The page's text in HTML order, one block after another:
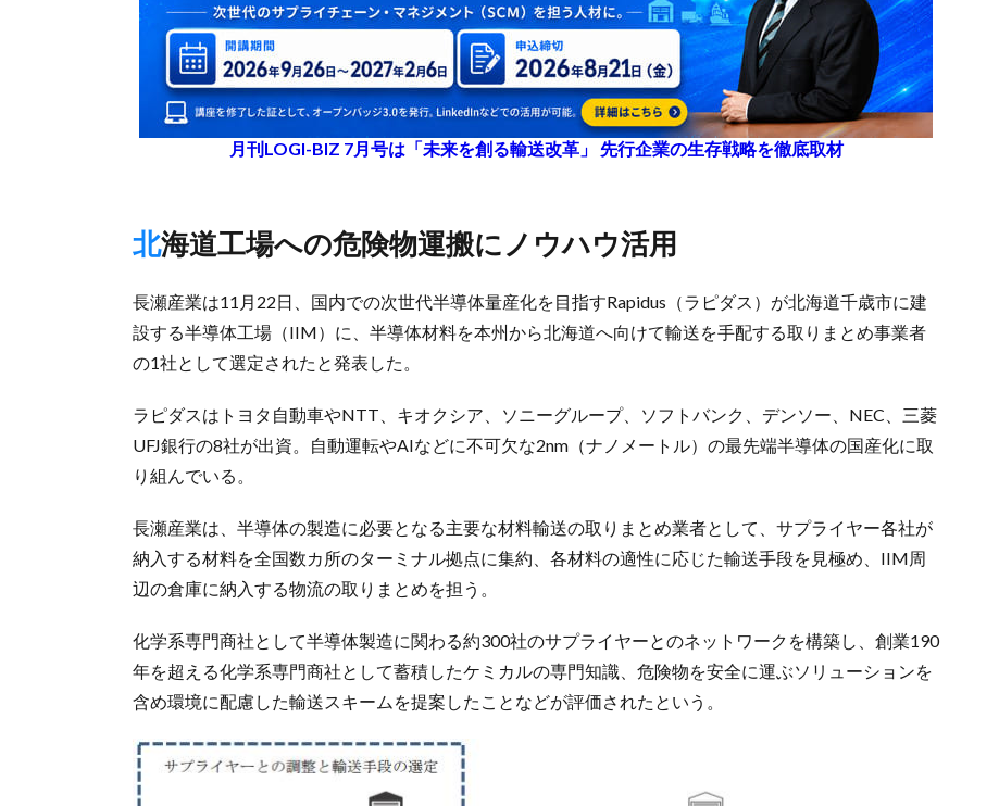
月刊LOGI-BIZ 7月号は「未来を創る輸送改革」 先行企業の生存戦略を徹底取材
北海道工場への危険物運搬にノウハウ活用
長瀬産業は11月22日、国内での次世代半導体量産化を目指すRapidus（ラピダス）が北海道千歳市に建
設する半導体工場（IIM）に、半導体材料を本州から北海道へ向けて輸送を手配する取りまとめ事業者
の1社として選定されたと発表した。
ラピダスはトヨタ自動車やNTT、キオクシア、ソニーグループ、ソフトバンク、デンソー、NEC、三菱
UFJ銀行の8社が出資。自動運転やAIなどに不可欠な2nm（ナノメートル）の最先端半導体の国産化に取
り組んでいる。
長瀬産業は、半導体の製造に必要となる主要な材料輸送の取りまとめ業者として、サプライヤー各社が
納入する材料を全国数カ所のターミナル拠点に集約、各材料の適性に応じた輸送手段を見極め、IIM周
辺の倉庫に納入する物流の取りまとめを担う。
化学系専門商社として半導体製造に関わる約300社のサプライヤーとのネットワークを構築し、創業190
年を超える化学系専門商社として蓄積したケミカルの専門知識、危険物を安全に運ぶソリューションを
含め環境に配慮した輸送スキームを提案したことなどが評価されたという。